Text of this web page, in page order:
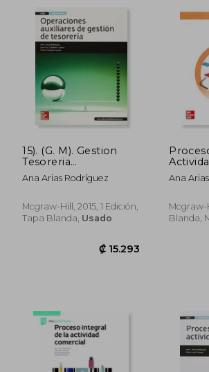
manifiesta en la
manuales por centros de
estabilidad de su
ámbito de la enseñanza
15). (G. M). Gestion
Tesoreria
Operaciones
Auxiliares (Loe)
Ana Arias Rodríguez
Mcgraw-Hill, 2015, 1 Edición,
Tapa Blanda, Usado
Ana
Mcgraw-
Blanda,